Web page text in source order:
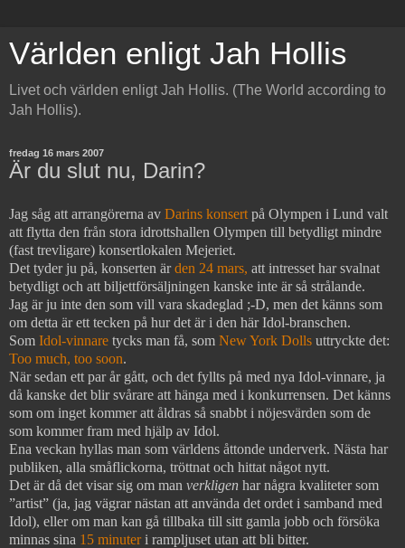
Världen enligt Jah Hollis
Livet och världen enligt Jah Hollis. (The World according to
Jah Hollis).
fredag 16 mars 2007
Är du slut nu, Darin?
Jag såg att arrangörerna av Darins konsert på Olympen i Lund valt
att flytta den från stora idrottshallen Olympen till betydligt mindre
(fast trevligare) konsertlokalen Mejeriet.
Det tyder ju på, konserten ärden 24 mars, att intresset har svalnat
betydligt och att biljettförsäljningen kanske inte är så strålande.
Jag är ju inte den som vill vara skadeglad ;-D, men det känns som
om detta är ett tecken på hur det är i den här Idol-branschen.
Som Idol-vinnare tycks man få, som New York Dolls uttryckte det:
Too much, too soon.
När sedan ett par år gått, och det fyllts på med nya Idol-vinnare, ja
då kanske det blir svårare att hänga med i konkurrensen. Det känns
som om inget kommer att åldras så snabbt i nöjesvärden som de
som kommer fram med hjälp av Idol.
Ena veckan hyllas man som världens åttonde underverk. Nästa har
publiken, alla småflickorna, tröttnat och hittat något nytt.
Det är då det visar sig om man verkligen har några kvaliteter som
”artist” (ja, jag vägrar nästan att använda det ordet i samband med
Idol), eller om man kan gå tillbaka till sitt gamla jobb och försöka
minnas sina 15 minuteri rampljuset utan att bli bitter.